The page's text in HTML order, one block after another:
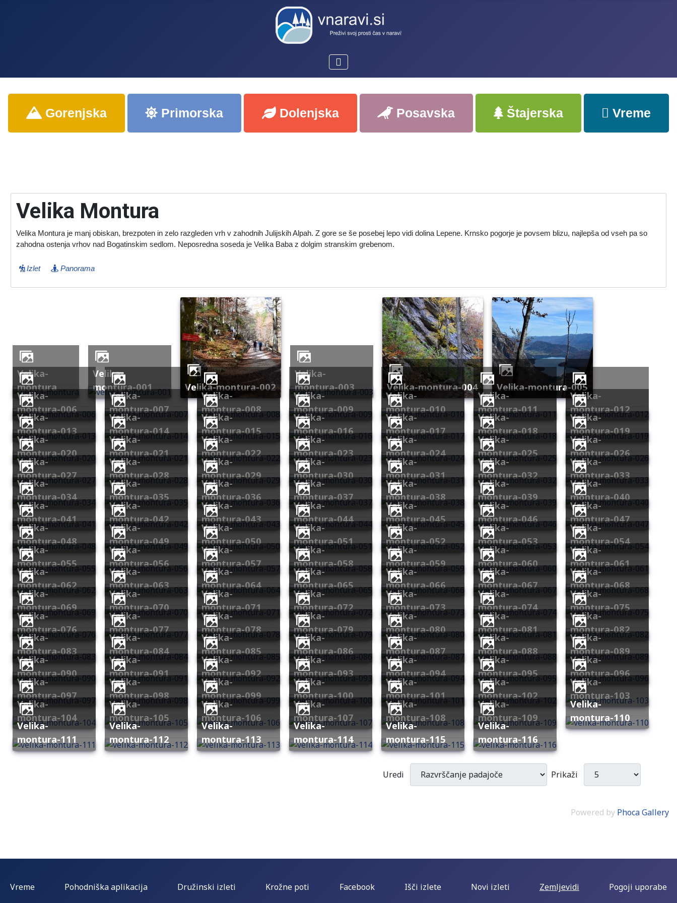
Gorenjska Primorska Dolenjska Posavska Štajerska Vreme
Velika Montura
Velika Montura je manj obiskan, brezpoten in zelo razgleden vrh v zahodnih Julijskih Alpah. Z gore se še posebej lepo vidi dolina Lepene. Krnsko pogorje je povsem blizu, najlepša od vseh pa so
zahodna ostenja vrhov nad Bogatinskim sedlom. Neposredna soseda je Velika Baba z dolgim stranskim grebenom.
Izlet Panorama
velika-
montura
velika-
montura-001
velika-montura-002
velika-
montura-003
velika-montura-004 velika-montura-005
velika-
montura-006
velika-
montura-007
velika-
montura-008
velika-
montura-009
velika-
montura-010
velika-
montura-011
velika-
montura-012
velika-
montura-013
velika-
montura-014
velika-
montura-015
velika-
montura-016
velika-
montura-017
velika-
montura-018
velika-
montura-019
velika-
montura-020
velika-
montura-021
velika-
montura-022
velika-
montura-023
velika-
montura-024
velika-
montura-025
velika-
montura-026
velika-
montura-027
velika-
montura-028
velika-
montura-029
velika-
montura-030
velika-
montura-031
velika-
montura-032
velika-
montura-033
velika-
montura-034
velika-
montura-035
velika-
montura-036
velika-
montura-037
velika-
montura-038
velika-
montura-039
velika-
montura-040
velika-
montura-041
velika-
montura-042
velika-
montura-043
velika-
montura-044
velika-
montura-045
velika-
montura-046
velika-
montura-047
velika-
montura-048
velika-
montura-049
velika-
montura-050
velika-
montura-051
velika-
montura-052
velika-
montura-053
velika-
montura-054
velika-
montura-055
velika-
montura-056
velika-
montura-057
velika-
montura-058
velika-
montura-059
velika-
montura-060
velika-
montura-061
velika-
montura-062
velika-
montura-063
velika-
montura-064
velika-
montura-065
velika-
montura-066
velika-
montura-067
velika-
montura-068
velika-
montura-069
velika-
montura-070
velika-
montura-071
velika-
montura-072
velika-
montura-073
velika-
montura-074
velika-
montura-075
velika-
montura-076
velika-
montura-077
velika-
montura-078
velika-
montura-079
velika-
montura-080
velika-
montura-081
velika-
montura-082
velika-
montura-083
velika-
montura-084
velika-
montura-085
velika-
montura-086
velika-
montura-087
velika-
montura-088
velika-
montura-089
velika-
montura-090
velika-
montura-091
velika-
montura-092
velika-
montura-093
velika-
montura-094
velika-
montura-095
velika-
montura-096
velika-
montura-097
velika-
montura-098
velika-
montura-099
velika-
montura-100
velika-
montura-101
velika-
montura-102
velika-
montura-103
velika-
montura-104
velika-
montura-105
velika-
montura-106
velika-
montura-107
velika-
montura-108
velika-
montura-109
velika-
montura-110
velika-
montura-111
velika-
montura-112
velika-
montura-113
velika-
montura-114
velika-
montura-115
velika-
montura-116
Uredi Prikaži
Powered by Phoca Gallery
Vreme Pohodniška aplikacija Družinski izleti Krožne poti Facebook Išči izlete Novi izleti Zemljevidi Pogoji uporabe